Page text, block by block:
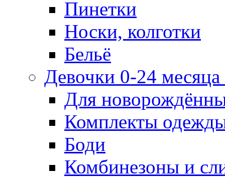
Пинетки
Носки, колготки
Бельё
Девочки 0-24
Для
Комплекты
Боди
Комбинезоны и